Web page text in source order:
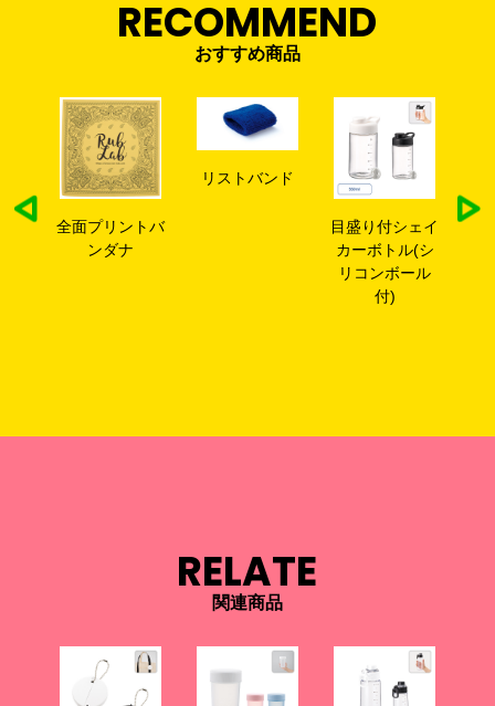
RECOMMEND
おすすめ商品
全面プリントバ
ンダナ
リストバンド
目盛り付シェイ
カーボトル(シ
リコンボール
付)
RELATE
関連商品